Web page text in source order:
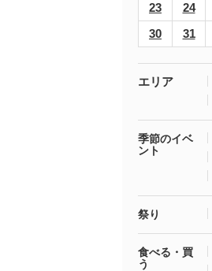
23
24
30
31
エリア
季節のイベ
ント
祭り
食べる・買
う